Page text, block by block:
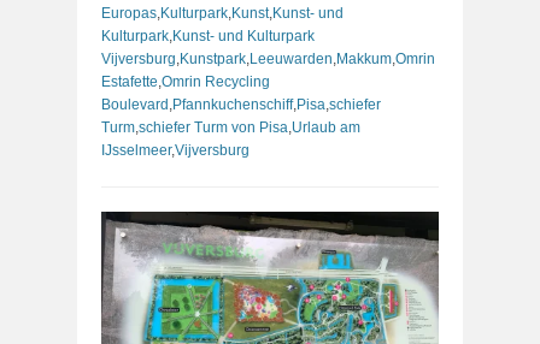
Europas Kulturpark Kunst, Kunst- und
Kulturpark Kunst- und Kulturpark
Vijversburg Kunstpark Leeuwarden Makkum Omrin
Estafette Omrin Recycling
Boulevard Pfannkuchenschiff, Pisa schiefer
Turm schiefer Turm von Pisa Urlaub am
IJsselmeer,Vijversburg